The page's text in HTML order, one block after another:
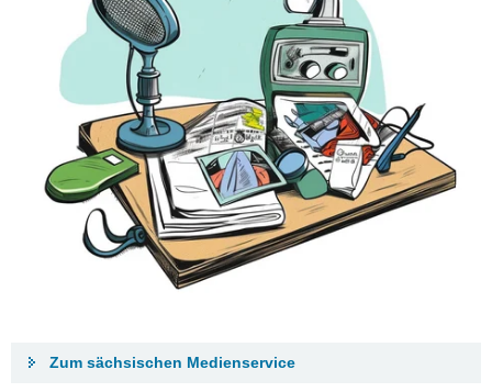
Zum sächsischen Medienservice